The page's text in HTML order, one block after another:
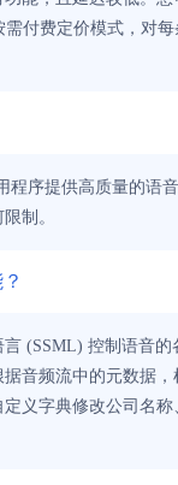
需付费定价模式，对
程序提供高质量的语
制。
(SSML) 控制语音
音频流中的元数据
义字典修改公司名